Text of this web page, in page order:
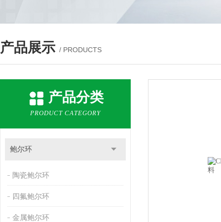
产品展示 / PRODUCTS
产品分类
PRODUCT CATEGORY
鲍尔环
陶瓷鲍尔环
四氟鲍尔环
金属鲍尔环